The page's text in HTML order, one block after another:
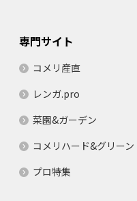
専門サイト
コメリ産直
レンガ.pro
菜園&ガーデン
コメリハード&グリーン
プロ特集